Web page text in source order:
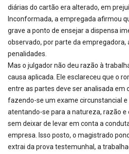
diárias do cartão era alterado, em
Inconformada, a empregada afirmou
grave a ponto de ensejar a dispensa
observado, por parte da empregadora,
penalidades.
Mas o julgador não deu razão à
causa aplicada. Ele esclareceu que o
entre as partes deve ser analisada em
fazendo-se um exame circunstancial
atentando-se para a natureza, razão e
sem deixar de levar em conta a
empresa. Isso posto, o magistrado
extrai da prova testemunhal, a